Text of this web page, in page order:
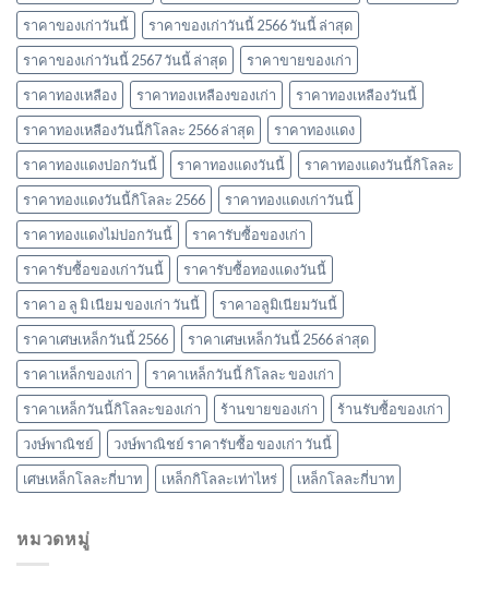
ราคาของเก่าวันนี้
ราคาของเก่าวันนี้ 2566 วันนี้ ล่าสุด
ราคาของเก่าวันนี้ 2567 วันนี้ ล่าสุด
ราคาขายของเก่า
ราคาทองเหลือง
ราคาทองเหลืองของเก่า
ราคาทองเหลืองวันนี้
ราคาทองเหลืองวันนี้กิโลละ 2566 ล่าสุด
ราคาทองแดง
ราคาทองแดงปอกวันนี้
ราคาทองแดงวันนี้
ราคาทองแดงวันนี้กิโลละ
ราคาทองแดงวันนี้กิโลละ 2566
ราคาทองแดงเก่าวันนี้
ราคาทองแดงไม่ปอกวันนี้
ราคารับซื้อของเก่า
ราคารับซื้อของเก่าวันนี้
ราคารับซื้อทองแดงวันนี้
ราคา อ ลู มิ เนียม ของเก่า วันนี้
ราคาอลูมิเนียมวันนี้
ราคาเศษเหล็กวันนี้ 2566
ราคาเศษเหล็กวันนี้ 2566 ล่าสุด
ราคาเหล็กของเก่า
ราคาเหล็กวันนี้ กิโลละ ของเก่า
ราคาเหล็กวันนี้กิโลละของเก่า
ร้านขายของเก่า
ร้านรับซื้อของเก่า
วงษ์พาณิชย์
วงษ์พาณิชย์ ราคารับซื้อ ของเก่า วันนี้
เศษเหล็กโลละกี่บาท
เหล็กกิโลละเท่าไหร่ เหล็กโลละกี่บาท
หมวดหมู่